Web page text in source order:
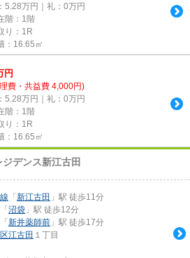
5.28万円｜礼：0万円
階：1階
り：1R
：16.65㎡
円
費・共益費 4,000円)
5.28万円｜礼：0万円
階：1階
り：1R
：16.65㎡
ジデンス新江古田
「 新江古田 」駅 徒歩11分
「 沼袋 」駅 徒歩12分
「 新井薬師前 」駅 徒歩17分
江古田 １丁目